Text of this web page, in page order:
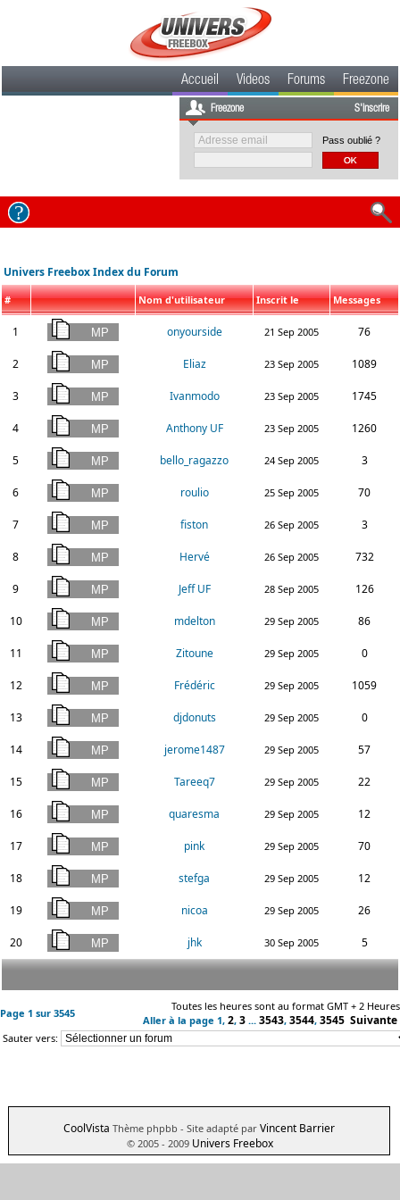
Accueil Videos Forums Freezone
Freezone S'inscrire
Pass oublié ?
Univers Freebox Index du Forum
# Nom d'utilisateur Inscrit le Messages
1 onyourside 21 Sep 2005 76
2 Eliaz 23 Sep 2005 1089
3 Ivanmodo 23 Sep 2005 1745
4 Anthony UF 23 Sep 2005 1260
5 bello_ragazzo 24 Sep 2005 3
6 roulio 25 Sep 2005 70
7 fiston 26 Sep 2005 3
8 Hervé 26 Sep 2005 732
9 Jeff UF 28 Sep 2005 126
10 mdelton 29 Sep 2005 86
11 Zitoune 29 Sep 2005 0
12 Frédéric 29 Sep 2005 1059
13 djdonuts 29 Sep 2005 0
14 jerome1487 29 Sep 2005 57
15 Tareeq7 29 Sep 2005 22
16 quaresma 29 Sep 2005 12
17 pink 29 Sep 2005 70
18 stefga 29 Sep 2005 12
19 nicoa 29 Sep 2005 26
20 jhk 30 Sep 2005 5
Page 1 sur 3545
Toutes les heures sont au format GMT + 2 Heures
Aller à la page 1, 2, 3 ... 3543, 3544, 3545 Suivante
Sauter vers:
CoolVista Thème phpbb - Site adapté par Vincent Barrier
© 2005 - 2009 Univers Freebox